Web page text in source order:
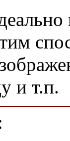
и т.п.